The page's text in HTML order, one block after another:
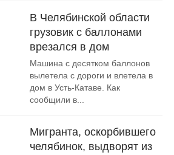
В Челябинской области
грузовик с баллонами
врезался в дом
Машина с десятком баллонов
вылетела с дороги и влетела в
дом в Усть-Катаве. Как
сообщили в...
Мигранта, оскорбившего
челябинок, выдворят из